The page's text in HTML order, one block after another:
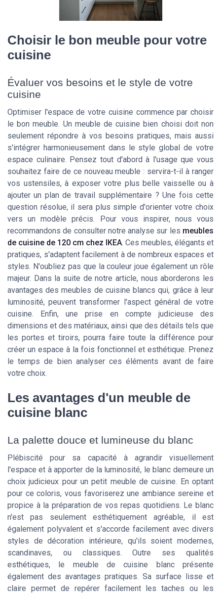
Choisir le bon meuble pour votre
cuisine
Évaluer vos besoins et le style de votre
cuisine
Optimiser l'espace de votre cuisine commence par choisir
le bon meuble. Un meuble de cuisine bien choisi doit non
seulement répondre à vos besoins pratiques, mais aussi
s'intégrer harmonieusement dans le style global de votre
espace culinaire. Pensez tout d'abord à l'usage que vous
souhaitez faire de ce nouveau meuble : servira-t-il à ranger
vos ustensiles, à exposer votre plus belle vaisselle ou à
ajouter un plan de travail supplémentaire ? Une fois cette
question résolue, il sera plus simple d'orienter votre choix
vers un modèle précis. Pour vous inspirer, nous vous
recommandons de consulter notre analyse sur les meubles
de cuisine de 120 cm chez IKEA. Ces meubles, élégants et
pratiques, s'adaptent facilement à de nombreux espaces et
styles. N'oubliez pas que la couleur joue également un rôle
majeur. Dans la suite de notre article, nous aborderons les
avantages des meubles de cuisine blancs qui, grâce à leur
luminosité, peuvent transformer l'aspect général de votre
cuisine. Enfin, une prise en compte judicieuse des
dimensions et des matériaux, ainsi que des détails tels que
les portes et tiroirs, pourra faire toute la différence pour
créer un espace à la fois fonctionnel et esthétique. Prenez
le temps de bien analyser ces éléments avant de faire
votre choix.
Les avantages d'un meuble de
cuisine blanc
La palette douce et lumineuse du blanc
Plébiscité pour sa capacité à agrandir visuellement
l'espace et à apporter de la luminosité, le blanc demeure un
choix judicieux pour un petit meuble de cuisine. En optant
pour ce coloris, vous favoriserez une ambiance sereine et
propice à la préparation de vos repas quotidiens. Le blanc
n'est pas seulement esthétiquement agréable, il est
également polyvalent et s'accorde facilement avec divers
styles de décoration intérieure, qu'ils soient modernes,
scandinaves, ou classiques. Outre ses qualités
esthétiques, le meuble de cuisine blanc présente
également des avantages pratiques. Sa surface lisse et
claire permet de repérer facilement les taches ou les